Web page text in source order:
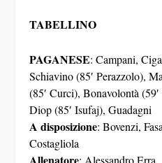
TABELLINO
PAGANESE : Campani,
Schiavino (85′ Perazzolo),
(85′ Curci), Bonavolontà
Diop (85′ Isufaj), Guadagni
A disposizione: Bovenzi,
Costagliola
Allenatore : Alessandro Erra